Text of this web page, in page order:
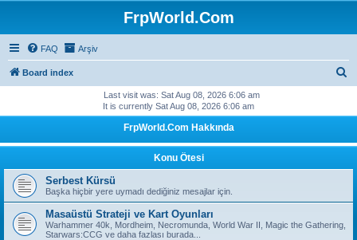
FrpWorld.Com
FAQ Arşiv
Board index
c
h
Last visit was: Sat Aug 08, 2026 6:06 am
It is currently Sat Aug 08, 2026 6:06 am
FrpWorld.Com Hakkında
Konu Ötesi
Serbest Kürsü
Başka hiçbir yere uymadı dediğiniz mesajlar için.
Masaüstü Strateji ve Kart Oyunları
Warhammer 40k, Mordheim, Necromunda, World War II, Magic the Gathering,
Starwars:CCG ve daha fazlası burada...